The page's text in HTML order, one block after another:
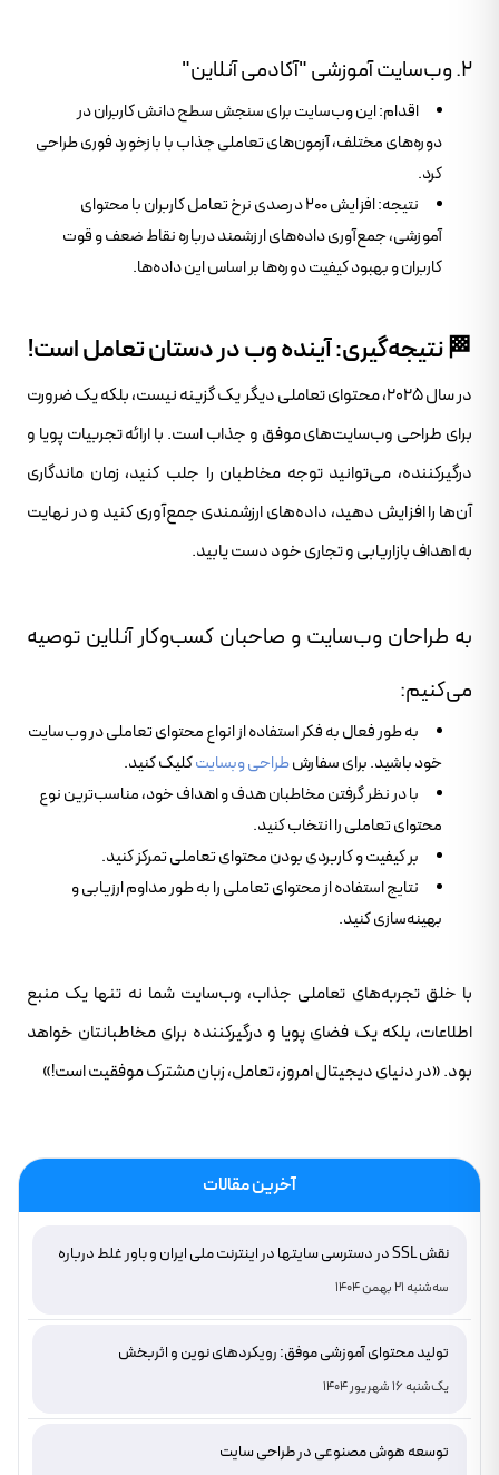
۲. وب‌سایت آموزشی "آکادمی آنلاین"
اقدام: این وب‌سایت برای سنجش سطح دانش کاربران در
دوره‌های مختلف، آزمون‌های تعاملی جذاب با بازخورد فوری طراحی
کرد.
نتیجه: افزایش ۲۰۰ درصدی نرخ تعامل کاربران با محتوای
آموزشی، جمع‌آوری داده‌های ارزشمند درباره نقاط ضعف و قوت
کاربران و بهبود کیفیت دوره‌ها بر اساس این داده‌ها.
🏁 نتیجه‌گیری: آینده وب در دستان تعامل است!
در سال ۲۰۲۵، محتوای تعاملی دیگر یک گزینه نیست، بلکه یک ضرورت
برای طراحی وب‌سایت‌های موفق و جذاب است. با ارائه تجربیات پویا و
درگیرکننده، می‌توانید توجه مخاطبان را جلب کنید، زمان ماندگاری
آن‌ها را افزایش دهید، داده‌های ارزشمندی جمع‌آوری کنید و در نهایت
به اهداف بازاریابی و تجاری خود دست یابید.
به طراحان وب‌سایت و صاحبان کسب‌وکار آنلاین توصیه
می‌کنیم:
به طور فعال به فکر استفاده از انواع محتوای تعاملی در وب‌سایت
خود باشید. برای سفارشطراحی وبسایتکلیک کنید.
با در نظر گرفتن مخاطبان هدف و اهداف خود، مناسب‌ترین نوع
محتوای تعاملی را انتخاب کنید.
بر کیفیت و کاربردی بودن محتوای تعاملی تمرکز کنید.
نتایج استفاده از محتوای تعاملی را به طور مداوم ارزیابی و
بهینه‌سازی کنید.
با خلق تجربه‌های تعاملی جذاب، وب‌سایت شما نه تنها یک منبع
اطلاعات، بلکه یک فضای پویا و درگیرکننده برای مخاطبانتان خواهد
بود. «در دنیای دیجیتال امروز، تعامل، زبان مشترک موفقیت است!»
آخرین مقالات
نقش SSL در دسترسی سایتها در اینترنت ملی ایران و باور غلط درباره
دامنه های IR
سه‌شنبه 21 بهمن 1404
تولید محتوای آموزشی موفق: رویکردهای نوین و اثربخش
یک‌شنبه 16 شهریور 1404
توسعه هوش مصنوعی در طراحی سایت